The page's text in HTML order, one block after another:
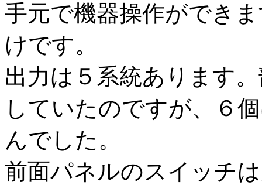
手元で機器操作ができ
けです。
出力は５系統あります
していたのですが、６
んでした。
前面パネルのスイッチ